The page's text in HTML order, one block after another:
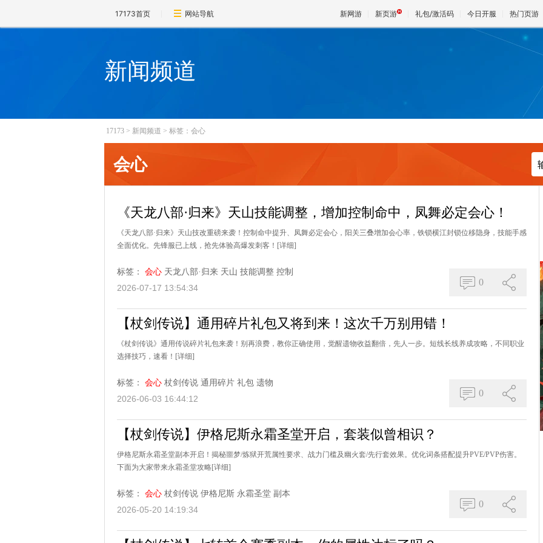
17173首页 网站导航 新网游 新页游 礼包/激活码 今日开服 热门页游
天堂
王权与
新闻频道
17173 > 新闻频道 > 标签：会心
会心
《天龙八部·归来》天山技能调整，增加控制命中，凤舞必定会心！
《天龙八部·归来》天山技改重磅来袭！控制命中提升、凤舞必定会心，阳关三叠增加会心率，铁锁横江封锁位移隐身，技能手感
全面优化。先锋服已上线，抢先体验高爆发刺客！ [详细]
标签： 会心 天龙八部·归来 天山 技能调整 控制
2026-07-17 13:54:34
0
【杖剑传说】通用碎片礼包又将到来！这次千万别用错！
《杖剑传说》通用传说碎片礼包来袭！别再浪费，教你正确使用，觉醒遗物收益翻倍，先人一步。短线长线养成攻略，不同职业
选择技巧，速看！ [详细]
标签： 会心 杖剑传说 通用碎片 礼包 遗物
2026-06-03 16:44:12
0
【杖剑传说】伊格尼斯永霜圣堂开启，套装似曾相识？
伊格尼斯永霜圣堂副本开启！揭秘噩梦/炼狱开荒属性要求、战力门槛及幽火套/先行套效果。优化词条搭配提升PVE/PVP伤害。
下面为大家带来永霜圣堂攻略[详细]
标签： 会心 杖剑传说 伊格尼斯 永霜圣堂 副本
2026-05-20 14:19:34
0